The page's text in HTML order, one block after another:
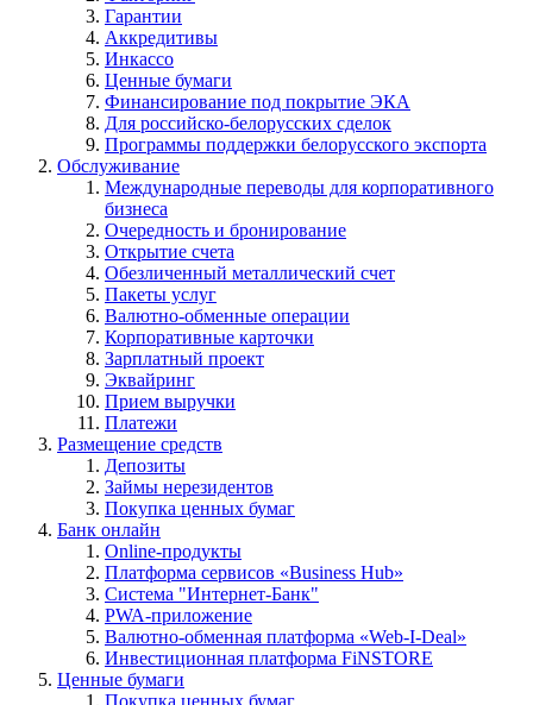
Гарантии
Аккредитивы
Инкассо
Ценные бумаги
Финансирование под покрытие ЭКА
Для российско-белорусских сделок
Программы поддержки белорусского экспорта
Обслуживание
Международные переводы для корпоративного
бизнеса
Очередность и бронирование
Открытие счета
Обезличенный металлический счет
Пакеты услуг
Валютно-обменные операции
Корпоративные карточки
Зарплатный проект
Эквайринг
Прием выручки
Платежи
Размещение средств
Депозиты
Займы нерезидентов
Покупка ценных бумаг
Банк онлайн
Online-продукты
Платформа сервисов «Business Hub»
Система "Интернет-Банк"
PWA-приложение
Валютно-обменная платформа «Web-I-Deal»
Инвестиционная платформа FiNSTORE
Ценные бумаги
Покупка ценных бумаг